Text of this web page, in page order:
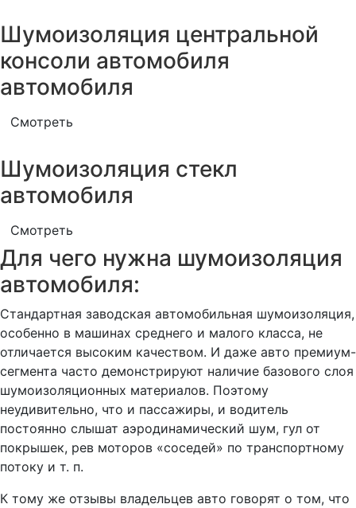
Шумоизоляция центральной
консоли автомобиля
автомобиля
Смотреть
Шумоизоляция стекл
автомобиля
Смотреть
Для чего нужна шумоизоляция
автомобиля:
Стандартная заводская автомобильная шумоизоляция,
особенно в машинах среднего и малого класса, не
отличается высоким качеством. И даже авто премиум-
сегмента часто демонстрируют наличие базового слоя
шумоизоляционных материалов. Поэтому
неудивительно, что и пассажиры, и водитель
постоянно слышат аэродинамический шум, гул от
покрышек, рев моторов «соседей» по транспортному
потоку и т. п.
К тому же отзывы владельцев авто говорят о том, что